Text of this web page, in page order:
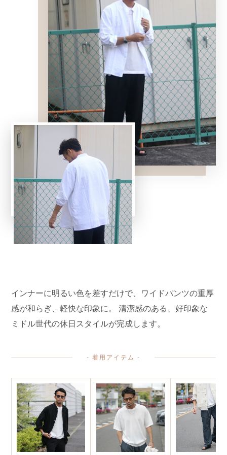
インナーに明るい色を差すだけで、ワイドパンツの重厚
感が和らぎ、軽快な印象に。 清潔感のある、好印象な
ミドル世代の休日スタイルが完成します。
- 着用アイテム -